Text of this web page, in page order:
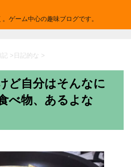
ゲーム中心の趣味ブログです。
> 日記的な >
ど自分はそんなに
べ物、あるよな